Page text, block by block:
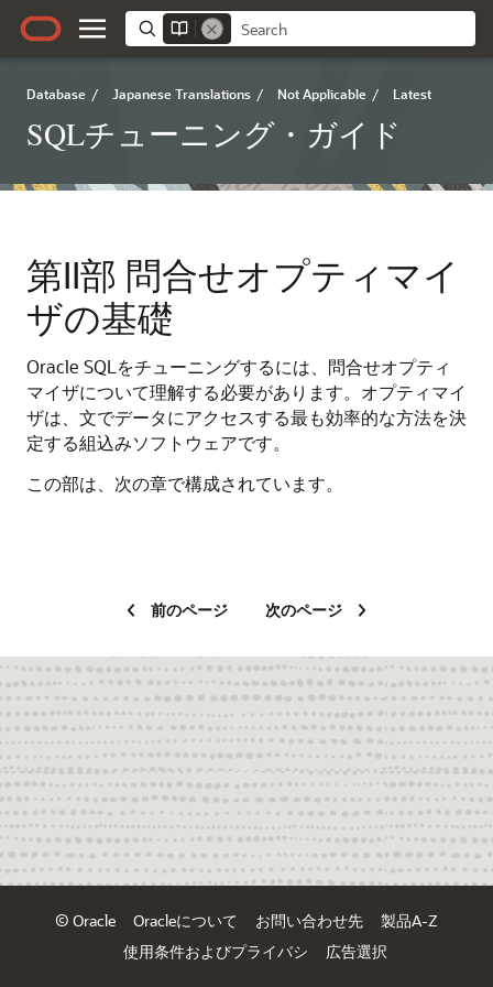
Database / Japanese Translations / Not Applicable / Latest
SQLチューニング・ガイド
第II部 問合せオプティマイ
ザの基礎
Oracle SQLをチューニングするには、問合せオプティ
マイザについて理解する必要があります。オプティマイ
ザは、文でデータにアクセスする最も効率的な方法を決
定する組込みソフトウェアです。
この部は、次の章で構成されています。
前のページ 次のページ
© Oracle Oracleについて お問い合わせ先
製品A-Z
使用条件およびプライバシ
広告選択